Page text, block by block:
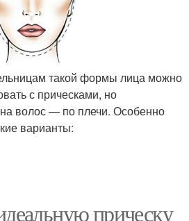
такой формы лица можно
с прическами, но
волос — по плечи. Особенно
варианты:
прическу